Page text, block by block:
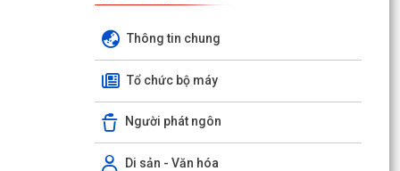
Thông tin chung
Tổ chức bộ máy
Người phát ngôn
Di sản - Văn hóa
(đoạn...
Quyết định Về việc thu hồi đất để GPMB thực
(đoạn...
Quyết định Về việc thu hồi đất để GPMB thực
hiện Dự án: Mở rộng đường Lý Thái Tông kéo dài
(đoạn...